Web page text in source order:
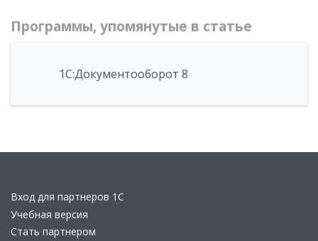
Программы, упомянутые в статье
1С:Документооборот 8
Вход для партнеров 1С
Учебная версия
Стать партнером